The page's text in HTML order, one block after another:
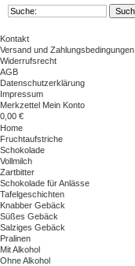
Kontakt
Versand und Zahlungsbedingungen
Widerrufsrecht
AGB
Datenschutzerklärung
Impressum
Merkzettel Mein Konto
0,00 €
Home
Fruchtaufstriche
Schokolade
Vollmilch
Zartbitter
Schokolade für Anlässe
Tafelgeschichten
Knabber Gebäck
Süßes Gebäck
Salziges Gebäck
Pralinen
Mit Alkohol
Ohne Alkohol